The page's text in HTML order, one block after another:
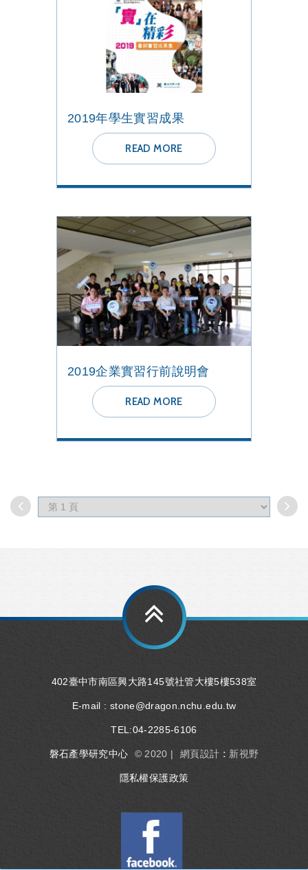
2019年學生實習成果
READ MORE
2019企業實習行前說明會
READ MORE
402臺中市南區興大路145號社管大樓5樓538室
E-mail : stone@dragon.nchu.edu.tw
TEL:04-2285-6106
磐石產學研究中心 © 2020 | 網頁設計 : 新視野
隱私權保護政策